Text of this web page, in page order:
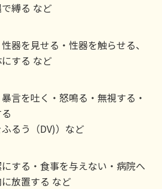
縛る など
器を見せる・性器を触らせる、
する など
言を吐く・怒鳴る・無視する・
るう（DV)）など
する・食事を与えない・病院へ
放置する など